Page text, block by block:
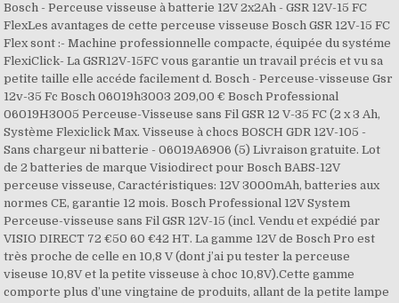
Bosch - Perceuse visseuse à batterie 12V 2x2Ah - GSR 12V-15 FC
FlexLes avantages de cette perceuse visseuse Bosch GSR 12V-15 FC
Flex sont :- Machine professionnelle compacte, équipée du systéme
FlexiClick- La GSR12V-15FC vous garantie un travail précis et vu sa
petite taille elle accéde facilement d. Bosch - Perceuse-visseuse Gsr
12v-35 Fc Bosch 06019h3003 209,00 € Bosch Professional
06019H3005 Perceuse-Visseuse sans Fil GSR 12 V-35 FC (2 x 3 Ah,
Système Flexiclick Max. Visseuse à chocs BOSCH GDR 12V-105 -
Sans chargeur ni batterie - 06019A6906 (5) Livraison gratuite. Lot
de 2 batteries de marque Visiodirect pour Bosch BABS-12V
perceuse visseuse, Caractéristiques: 12V 3000mAh, batteries aux
normes CE, garantie 12 mois. Bosch Professional 12V System
Perceuse-visseuse sans Fil GSR 12V-15 (incl. Vendu et expédié par
VISIO DIRECT 72 €50 60 €42 HT. La gamme 12V de Bosch Pro est
très proche de celle en 10,8 V (dont j’ai pu tester la perceuse
viseuse 10,8V et la petite visseuse à choc 10,8V).Cette gamme
comporte plus d’une vingtaine de produits, allant de la petite lampe